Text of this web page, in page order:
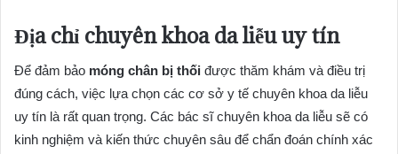
Địa chỉ chuyên khoa da liễu uy tín
Để đảm bảo móng chân bị thối được thăm khám và điều trị
đúng cách, việc lựa chọn các cơ sở y tế chuyên khoa da liễu
uy tín là rất quan trọng. Các bác sĩ chuyên khoa da liễu sẽ có
kinh nghiệm và kiến thức chuyên sâu để chẩn đoán chính xác